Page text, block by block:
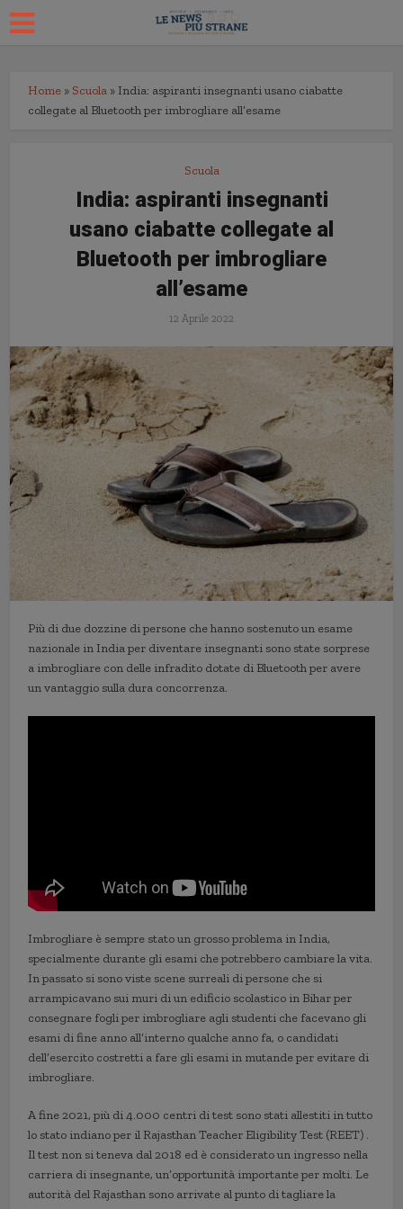
Home » Scuola » India: aspiranti insegnanti usano ciabatte
collegate al Bluetooth per imbrogliare all’esame
Scuola
India: aspiranti insegnanti
usano ciabatte collegate al
Bluetooth per imbrogliare
all’esame
12 Aprile 2022
Più di due dozzine di persone che hanno sostenuto un esame
nazionale in India per diventare insegnanti sono state sorprese
a imbrogliare con delle infradito dotate di Bluetooth per avere
un vantaggio sulla dura concorrenza.
Imbrogliare è sempre stato un grosso problema in India,
specialmente durante gli esami che potrebbero cambiare la vita.
In passato si sono viste scene surreali di persone che si
arrampicavano sui muri di un edificio scolastico in Bihar per
consegnare fogli per imbrogliare agli studenti che facevano gli
esami di fine anno all’interno qualche anno fa, o candidati
dell’esercito costretti a fare gli esami in mutande per evitare di
imbrogliare.
A fine 2021, più di 4.000 centri di test sono stati allestiti in tutto
lo stato indiano per il Rajasthan Teacher Eligibility Test (REET) .
Il test non si teneva dal 2018 ed è considerato un ingresso nella
carriera di insegnante, un’opportunità importante per molti. Le
autorità del Rajasthan sono arrivate al punto di tagliare la